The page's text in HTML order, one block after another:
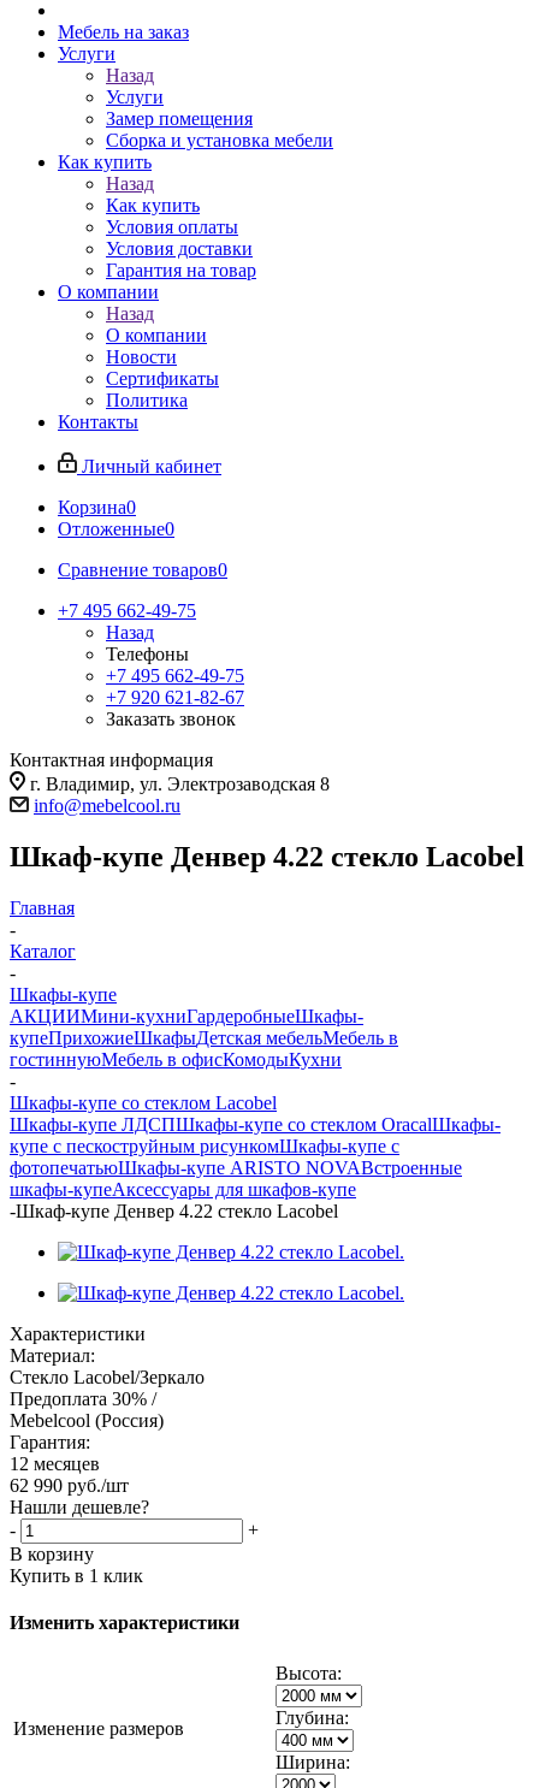
Мебель на заказ
Услуги
Назад
Услуги
Замер помещения
Сборка и установка мебели
Как купить
Назад
Как купить
Условия оплаты
Условия доставки
Гарантия на товар
О компании
Назад
О компании
Новости
Сертификаты
Политика
Контакты
Личный кабинет
Корзина0
Отложенные0
Сравнение товаров0
+7 495 662-49-75
Назад
Телефоны
+7 495 662-49-75
+7 920 621-82-67
Заказать звонок
Контактная информация
г. Владимир, ул. Электрозаводская 8
info@mebelcool.ru
Шкаф-купе Денвер 4.22 стекло Lacobel
Главная
-
Каталог
-
Шкафы-купе
АКЦИИМини-кухниГардеробныеШкафы-
купеПрихожиеШкафыДетская мебельМебель в
гостиннуюМебель в офисКомодыКухни
-
Шкафы-купе со стеклом Lacobel
Шкафы-купе ЛДСПШкафы-купе со стеклом OracalШкафы-
купе с пескоструйным рисункомШкафы-купе с
фотопечатьюШкафы-купе ARISTO NOVAВстроенные
шкафы-купеАксессуары для шкафов-купе
-Шкаф-купе Денвер 4.22 стекло Lacobel
Характеристики
Материал:
Стекло Lacobel/Зеркало
Предоплата 30% /
Mebelcool (Россия)
Гарантия:
12 месяцев
62 990 руб./шт
Нашли дешевле?
-
+
В корзину
Купить в 1 клик
Изменить характеристики
Изменение размеров
Высота:
Глубина:
Ширина: